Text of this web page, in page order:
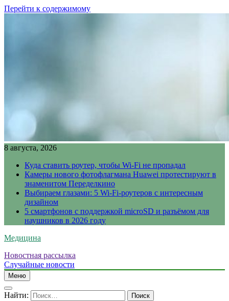
Перейти к содержимому
8 августа, 2026
Куда ставить роутер, чтобы Wi-Fi не пропадал
Камеры нового фотофлагмана Huawei протестируют в
знаменитом Переделкино
Выбираем глазами: 5 Wi-Fi-роутеров с интересным
дизайном
5 смартфонов с поддержкой microSD и разъёмом для
наушников в 2026 году
Медицина
Новостная рассылка
Случайные новости
Меню
Найти: